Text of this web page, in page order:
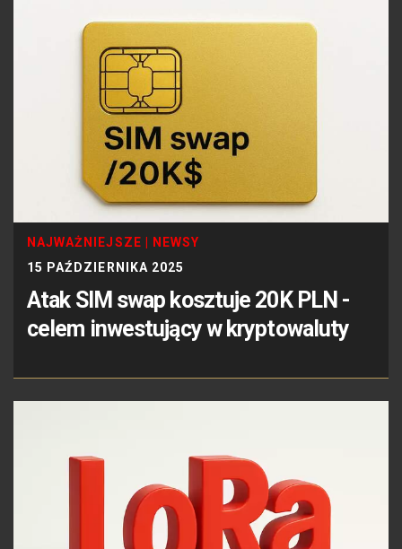
NAJWAŻNIEJSZE
NEWSY
15 PAŹDZIERNIKA 2025
Atak SIM swap kosztuje 20K PLN -
celem inwestujący w kryptowaluty